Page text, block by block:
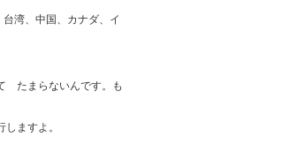
湾、中国、カナダ、イ
たまらないんです。も
ますよ。